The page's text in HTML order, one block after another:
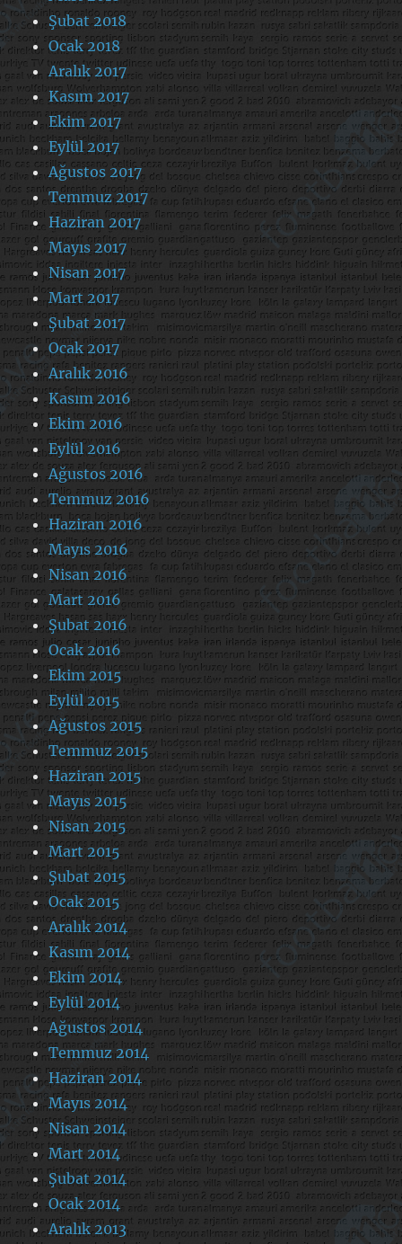
Şubat 2018
Ocak 2018
Aralık 2017
Kasım 2017
Ekim 2017
Eylül 2017
Ağustos 2017
Temmuz 2017
Haziran 2017
Mayıs 2017
Nisan 2017
Mart 2017
Şubat 2017
Ocak 2017
Aralık 2016
Kasım 2016
Ekim 2016
Eylül 2016
Ağustos 2016
Temmuz 2016
Haziran 2016
Mayıs 2016
Nisan 2016
Mart 2016
Şubat 2016
Ocak 2016
Ekim 2015
Eylül 2015
Ağustos 2015
Temmuz 2015
Haziran 2015
Mayıs 2015
Nisan 2015
Mart 2015
Şubat 2015
Ocak 2015
Aralık 2014
Kasım 2014
Ekim 2014
Eylül 2014
Ağustos 2014
Temmuz 2014
Haziran 2014
Mayıs 2014
Nisan 2014
Mart 2014
Şubat 2014
Ocak 2014
Aralık 2013